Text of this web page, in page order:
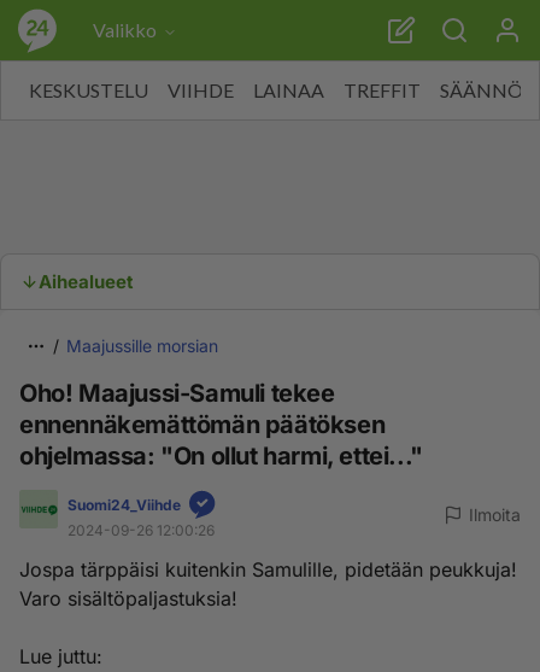
Valikko
KESKUSTELU VIIHDE LAINAA TREFFIT SÄÄNNÖT
Aihealueet
Maajussille morsian
Oho! Maajussi-Samuli tekee
ennennäkemättömän päätöksen
ohjelmassa: "On ollut harmi, ettei..."
Suomi24_Viihde
2024-09-26 12:00:26
Ilmoita
Jospa tärppäisi kuitenkin Samulille, pidetään peukkuja!
Varo sisältöpaljastuksia!
Lue juttu: